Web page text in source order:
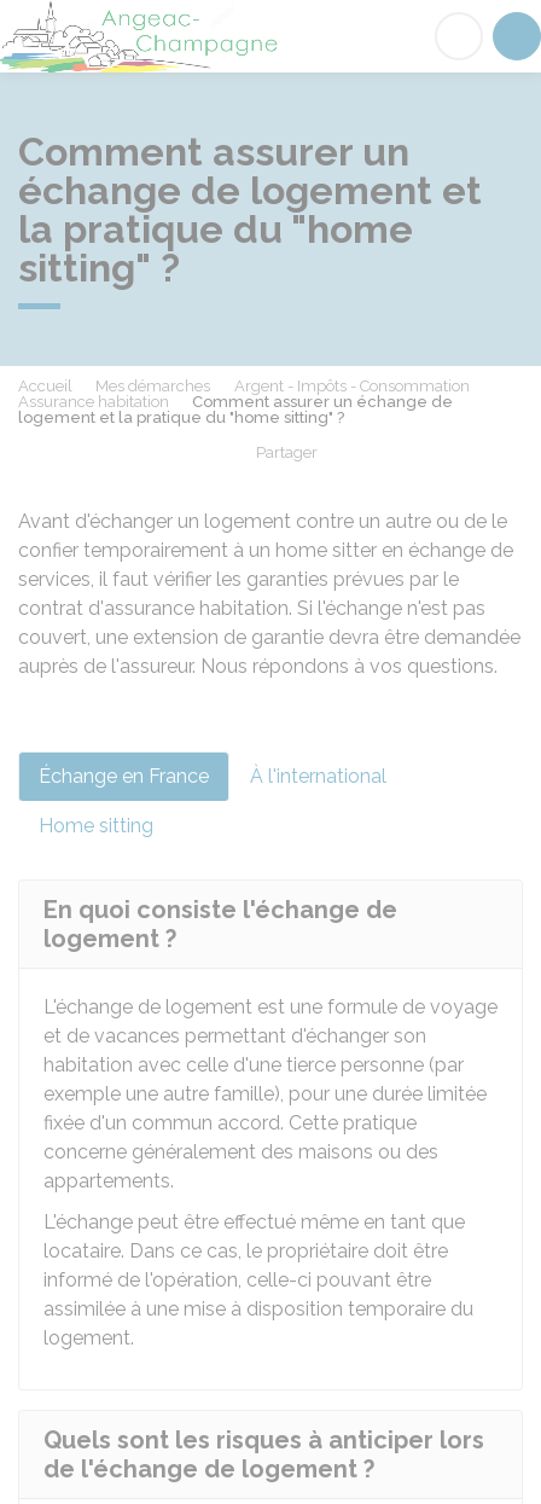
Angeac-Champagne
Comment assurer un
échange de logement et
la pratique du "home
sitting" ?
Accueil Mes démarches
Argent - Impôts - Consommation
Assurance habitation
Comment assurer un échange de
logement et la pratique du "home sitting" ?
Partager
Avant d'échanger un logement contre un autre ou de le
confier temporairement à un home sitter en échange de
services, il faut vérifier les garanties prévues par le
contrat d'assurance habitation. Si l'échange n'est pas
couvert, une extension de garantie devra être demandée
auprès de l'assureur. Nous répondons à vos questions.
Échange en France À l'international
Home sitting
En quoi consiste l'échange de
logement ?
L'échange de logement est une formule de voyage
et de vacances permettant d'échanger son
habitation avec celle d'une tierce personne (par
exemple une autre famille), pour une durée limitée
fixée d'un commun accord. Cette pratique
concerne généralement des maisons ou des
appartements.
L'échange peut être effectué même en tant que
locataire. Dans ce cas, le propriétaire doit être
informé de l'opération, celle-ci pouvant être
assimilée à une mise à disposition temporaire du
logement.
Quels sont les risques à anticiper lors
de l'échange de logement ?